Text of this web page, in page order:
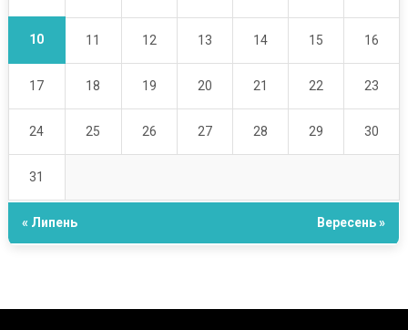
10 11 12 13 14 15 16
17 18 19 20 21 22 23
24 25 26 27 28 29 30
31
« Липень Вересень »